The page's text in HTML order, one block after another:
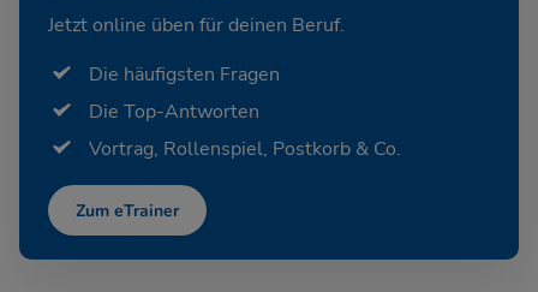
Jetzt online üben für deinen Beruf.
Die häufigsten Fragen
Die Top-Antworten
Vortrag, Rollenspiel, Postkorb & Co.
Zum eTrainer